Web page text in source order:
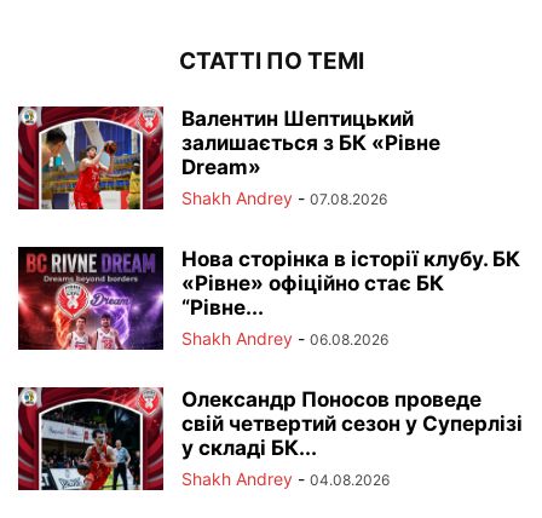
СТАТТІ ПО ТЕМІ
Валентин Шептицький
залишається з БК «Рівне
Dream»
Shakh Andrey - 07.08.2026
Нова сторінка в історії клубу. БК
«Рівне» офіційно стає БК
“Рівне...
Shakh Andrey - 06.08.2026
Олександр Поносов проведе
свій четвертий сезон у Суперлізі
у складі БК...
Shakh Andrey - 04.08.2026